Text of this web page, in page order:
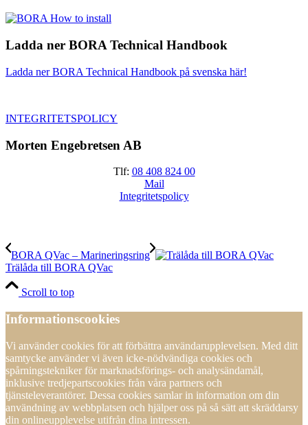
Ladda ner BORA Technical Handbook
Ladda ner BORA Technical Handbook på svenska här!
INTEGRITETSPOLICY
Morten Engebretsen AB
Tlf: 08 408 824 00
Mail
Integritetspolicy
BORA QVac – Marineringsring
Trälåda till BORA QVac
Scroll to top
Informationscookies
Vi använder cookies för att förbättra användarupplevelsen. Med ditt
samtycke använder vi även icke-nödvändiga cookies och
spårningstekniker för marknadsförings- och analysändamål,
inklusive tredjepartscookies från våra partners och
tjänsteleverantörer. Dessa cookies samlar in information om din
användning av webbplatsen och hjälper oss på så sätt att skräddarsy
din onlineupplevelse utifrån dina intressen.